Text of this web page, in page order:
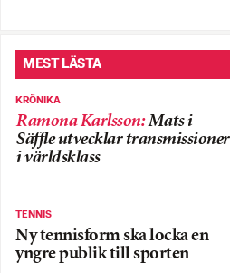
MEST LÄSTA
KRÖNIKA
Ramona Karlsson:Mats i
Säffle utvecklar transmissioner
i världsklass
TENNIS
Ny tennisform ska locka en
yngre publik till sporten